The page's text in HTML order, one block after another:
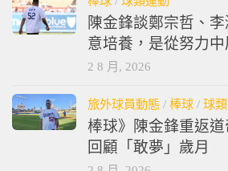
棒球/球類運動
陳金鋒談鄭宗哲、李
意培養，是從努力中
旅外球員動態/棒球/球
棒球》陳金鋒重返
回顧「敢夢」歲月